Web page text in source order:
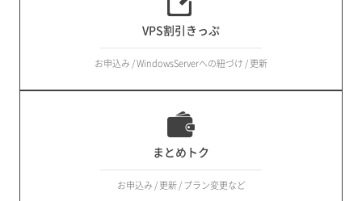
VPS割引きっぷ
お申込み / WindowsServerへの紐づけ / 更新
まとめトク
お申込み / 更新 / プラン変更など